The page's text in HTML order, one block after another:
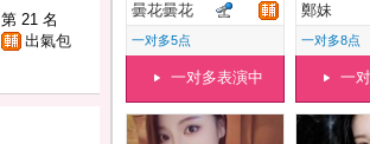
第 21 名
出氣包
曇花曇花
一对多5点
一对多表演中
鄭妹
一对多8点
一